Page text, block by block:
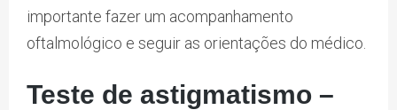
importante fazer um acompanhamento
oftalmológico e seguir as orientações do médico.
Teste de astigmatismo –